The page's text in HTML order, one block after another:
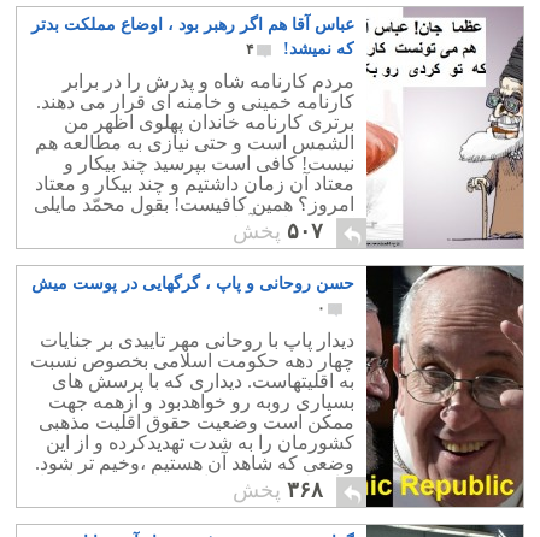
عباس آقا هم اگر رهبر بود ، اوضاع مملکت بدتر
که نمیشد!
۴
مردم کارنامه شاه و پدرش را در برابر
کارنامه خمینی و خامنه ای قرار می دهند.
برتری کارنامه خاندان پهلوی اظهر من
الشمس است و حتی نیازی به مطالعه هم
نیست! کافی است بپرسید چند بیکار و
معتاد آن زمان داشتیم و چند بیکار و معتاد
امروز؟ همین کافیست! بقول محمّد مایلی
کهن : عباس آقا هم می توانست در بین
کشورهای خاورمیانه به ایران این گندی را
بزند که خامنه ای زده است!
۵۰۷ پخش
حسن روحانی و پاپ ، گرگهایی در پوست میش
۰
دیدار پاپ با روحانی مهر تاییدی بر جنایات
چهار دهه حکومت اسلامی بخصوص نسبت
به اقلیتهاست. دیداری که با پرسش های
بسیاری روبه رو خواهدبود و ازهمه جهت
ممکن است وضعیت حقوق اقلیت مذهبی
کشورمان را به شدت تهدیدکرده و از این
وضعی که شاهد آن هستیم ،وخیم تر شود.
و از طرفی چهره واقعی پاپ و مانند او را
نزد جامعه مسیحیت و همچنین مردم ایران
معلوم کند.
۳۶۸ پخش